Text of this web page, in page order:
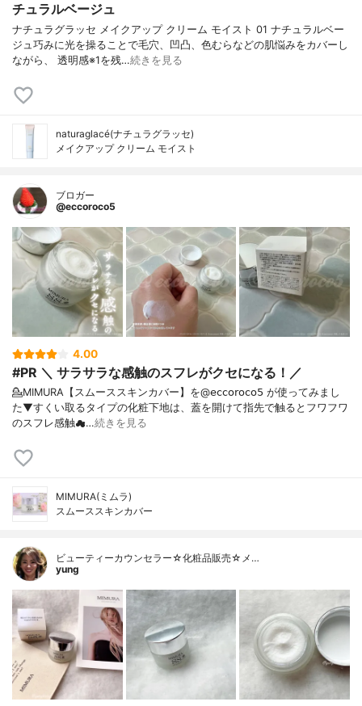
チュラルベージュ
ナチュラグラッセ メイクアップ クリーム モイスト 01 ナチュラルベー
ジュ巧みに光を操ることで毛穴、凹凸、色むらなどの肌悩みをカバーし
ながら、 透明感※1を残…続きを見る
naturaglacé(ナチュラグラッセ)
メイクアップ クリーム モイスト
ブロガー
@eccoroco5
4.00
#PR ＼ サラサラな感触のスフレがクセになる！／
💁MIMURA【スムーススキンカバー】を@𝖾𝖼𝖼𝗈𝗋𝗈𝖼𝗈𝟧 が使ってみまし
た⁡⁡▼⁡すくい取るタイプの化粧下地は、蓋を開けて指先で触るとフワフワ
のスフレ感触☁…続きを見る
MIMURA(ミムラ)
スムーススキンカバー
ビューティーカウンセラー☆化粧品販売☆メ…
yung